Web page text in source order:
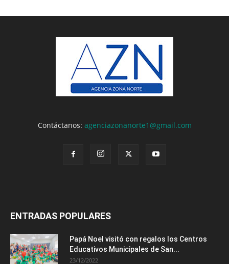
Contáctanos: agenciazonanorte1@gmail.com
ENTRADAS POPULARES
Papá Noel visitó con regalos los Centros
Educativos Municipales de San...
23/12/2022